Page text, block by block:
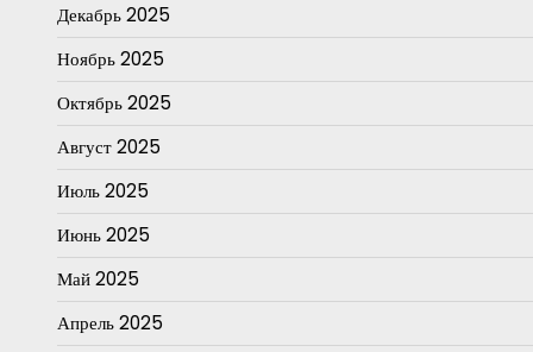
Декабрь 2025
Ноябрь 2025
Октябрь 2025
Август 2025
Июль 2025
Июнь 2025
Май 2025
Апрель 2025